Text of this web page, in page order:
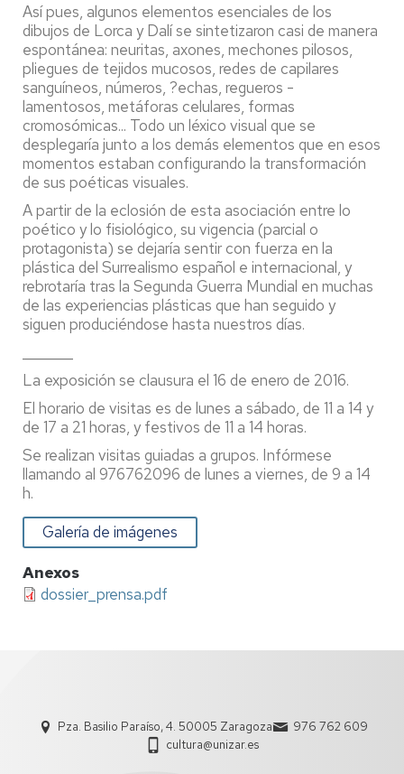
Así pues, algunos elementos esenciales de los
dibujos de Lorca y Dalí se sintetizaron casi de manera
espontánea: neuritas, axones, mechones pilosos,
pliegues de tejidos mucosos, redes de capilares
sanguíneos, números, ?echas, regueros ­
lamentosos, metáforas celulares, formas
cromosómicas... Todo un léxico visual que se
desplegaría junto a los demás elementos que en esos
momentos estaban confi­gurando la transformación
de sus poéticas visuales.
A partir de la eclosión de esta asociación entre lo
poético y lo ­fisiológico, su vigencia (parcial o
protagonista) se dejaría sentir con fuerza en la
plástica del Surrealismo español e internacional, y
rebrotaría tras la Segunda Guerra Mundial en muchas
de las experiencias plásticas que han seguido y
siguen produciéndose hasta nuestros días.
La exposición se clausura el 16 de enero de 2016.
El horario de visitas es de lunes a sábado, de 11 a 14 y
de 17 a 21 horas, y festivos de 11 a 14 horas.
Se realizan visitas guiadas a grupos. Infórmese
llamando al 976762096 de lunes a viernes, de 9 a 14
h.
Galería de imágenes
Anexos
dossier_prensa.pdf
Pza. Basilio Paraíso, 4. 50005 Zaragoza
976 762 609
cultura@unizar.es